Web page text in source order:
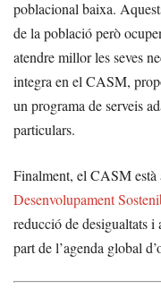
poblacional baixa.
de la població però
atendre millor les seves
integra en el CASM,
un programa de serveis
particulars.
Finalment, el CASM està
Desenvolupament
reducció de desigualtats i
part de l’agenda global